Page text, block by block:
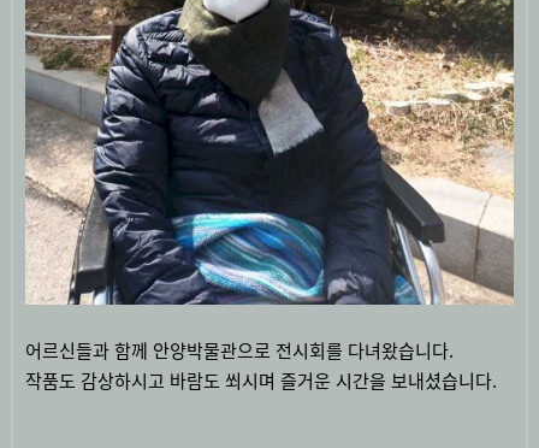
어르신들과 함께 안양박물관으로 전시회를 다녀왔습니다.
작품도 감상하시고 바람도 쐬시며 즐거운 시간을 보내셨습니다.